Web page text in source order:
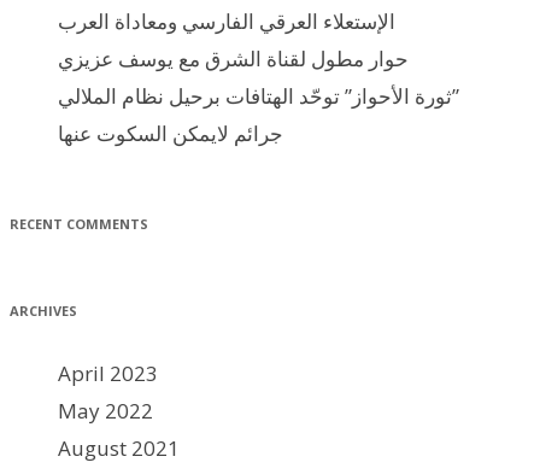
الإستعلاء العرقي الفارسي ومعاداة العرب
حوار مطول لقناة الشرق مع يوسف عزيزي
ثورة الأحواز” توحّد الهتافات برحيل نظام الملالي”
جرائم لايمكن السكوت عنها
RECENT COMMENTS
ARCHIVES
April 2023
May 2022
August 2021